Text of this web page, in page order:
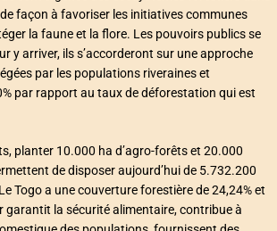
façon à favoriser les initiatives communes
la faune et la flore. Les pouvoirs publics se
y arriver, ils s’accorderont sur une approche
par les populations riveraines et
par rapport au taux de déforestation qui est
planter 10.000 ha d’agro-forêts et 20.000
de disposer aujourd’hui de 5.732.200
Togo a une couverture forestière de 24,24% et
garantit la sécurité alimentaire, contribue à